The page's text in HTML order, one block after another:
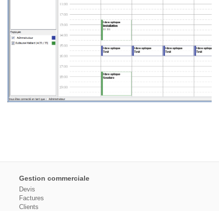
Gestion commerciale
Devis
Factures
Clients